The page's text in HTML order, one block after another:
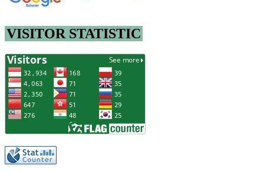
VISITOR STATISTIC